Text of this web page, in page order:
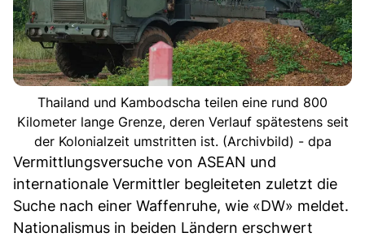
Thailand und Kambodscha teilen eine rund 800
Kilometer lange Grenze, deren Verlauf spätestens seit
der Kolonialzeit umstritten ist. (Archivbild) - dpa
Vermittlungsversuche von ASEAN und
internationale Vermittler begleiteten zuletzt die
Suche nach einer Waffenruhe, wie «DW» meldet.
Nationalismus in beiden Ländern erschwert